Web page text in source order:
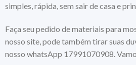
simples, rápida, sem sair de casa e
Faça seu pedido de materiais para
nosso site, pode também tirar suas
nosso whatsApp 17991070908.